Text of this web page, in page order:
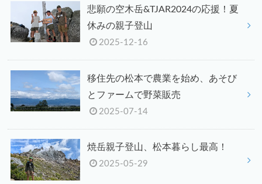
悲願の空木岳&TJAR2024の応援！夏
休みの親子登山
2025-12-16
移住先の松本で農業を始め、あそび
とファームで野菜販売
2025-07-14
焼岳親子登山、松本暮らし最高！
2025-05-29